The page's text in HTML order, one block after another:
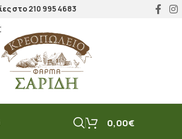
στο210 995 4683
0,00€